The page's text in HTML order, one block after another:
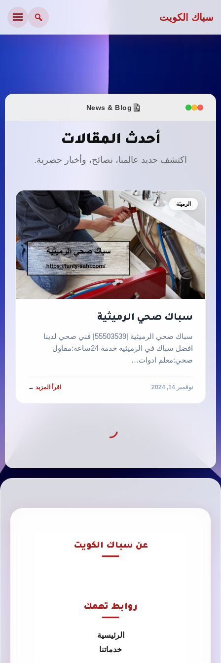
سباك الكويت
News & Blog
أحدث المقالات
اكتشف جديد عالمنا، نصائح، وأخبار حصرية.
الرميثة
سباك صحي الرميثية
سباك صحي الرميثية |55503539| فني صحي لدينا
افضل سباك في الرميثيه خدمة 24ساعة:مقاول
صحي:معلم ادوات…
نوفمبر 14, 2024 اقرأ المزيد →
عن سباك الكويت
روابط تهمك
الرئيسية
خدماتنا